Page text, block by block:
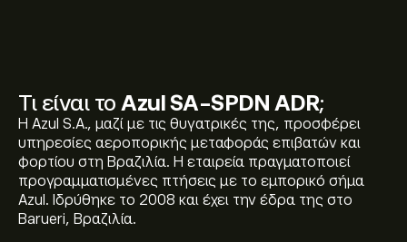
Τι είναι το Azul SA-SPDN ADR;
Η Azul S.A., μαζί με τις θυγατρικές της, προσφέρει
υπηρεσίες αεροπορικής μεταφοράς επιβατών και
φορτίου στη Βραζιλία. Η εταιρεία πραγματοποιεί
προγραμματισμένες πτήσεις με το εμπορικό σήμα
Azul. Ιδρύθηκε το 2008 και έχει την έδρα της στο
Barueri, Βραζιλία.